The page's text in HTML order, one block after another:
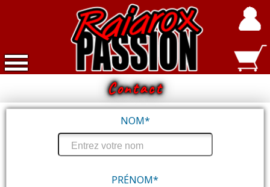
Contact
NOM*
PRÉNOM*